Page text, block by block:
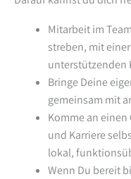
Mitarbeit im
streben, mit
unterstützenden
Bringe Deine
gemeinsam mit
Komme an
und Karriere
lokal,
Wenn Du bereit